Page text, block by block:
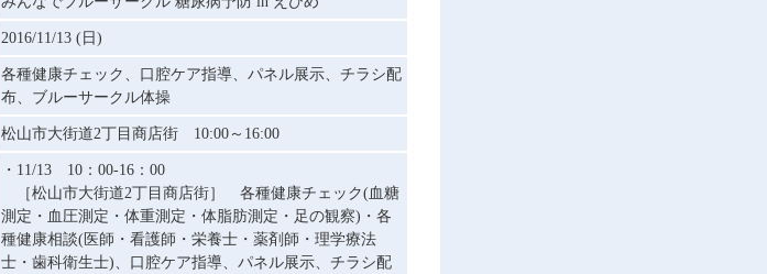
2016/11/13 (日)
各種健康チェック、口腔ケア指導、パネル展示、チラシ配
布、ブルーサークル体操
松山市大街道2丁目商店街 10:00～16:00
・11/13 10：00-16：00
［松山市大街道2丁目商店街］ 各種健康チェック(血糖
測定・血圧測定・体重測定・体脂肪測定・足の観察)・各
種健康相談(医師・看護師・栄養士・薬剤師・理学療法
士・歯科衛生士)、口腔ケア指導、パネル展示、チラシ配